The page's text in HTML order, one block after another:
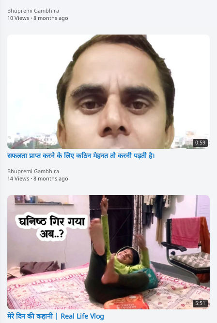
Bhupremi Gambhira
10 Views · 8 months ago
0:59
सफलता प्राप्त करने के लिए कठिन मेहनत तो करनी पड़ती है।
Bhupremi Gambhira
14 Views · 8 months ago
5:51
मेरे दिन की कहानी | Real Life Vlog